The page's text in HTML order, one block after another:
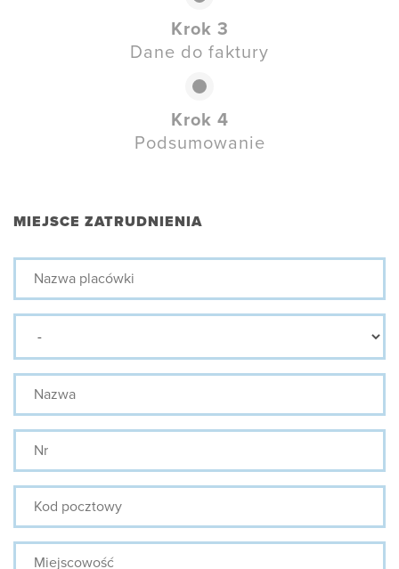
Krok 3
Dane do faktury
Krok 4
Podsumowanie
MIEJSCE ZATRUDNIENIA
Nazwa
placówki
Prefix
Nazwa
Nr
Kod
pocztowy
Miejscowość